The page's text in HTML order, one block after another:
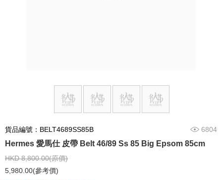
貨品編號：BELT4689SS85B 6804
Hermes 愛馬仕 皮帶 Belt 46/89 Ss 85 Big Epsom 85cm
HKD 8,800.00(原價)
5,980.00(參考價)